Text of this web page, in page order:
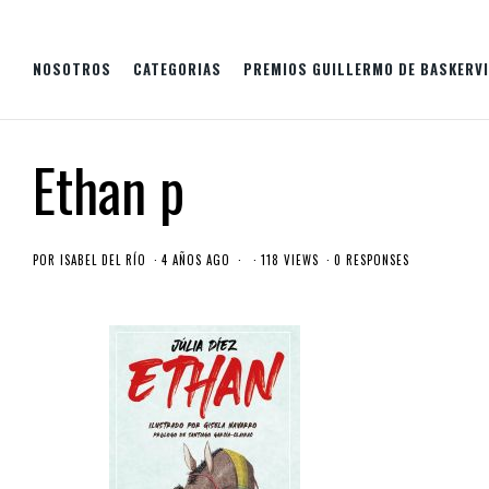
NOSOTROS CATEGORIAS PREMIOS GUILLERMO DE
Ethan p
POR ISABEL DEL RÍO 4 AÑOS AGO 118 VIEWS 0 RESPONSES